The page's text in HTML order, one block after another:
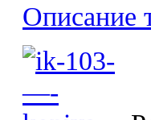
Описание